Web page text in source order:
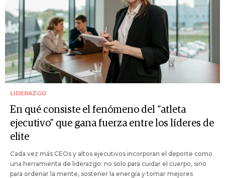
LIDERAZGO
En qué consiste el fenómeno del “atleta
ejecutivo” que gana fuerza entre los líderes de
elite
Cada vez más CEOs y altos ejecutivos incorporan el deporte como
una herramienta de liderazgo: no solo para cuidar el cuerpo, sino
para ordenar la mente, sostener la energía y tomar mejores